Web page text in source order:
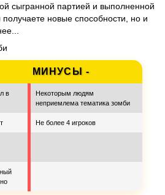
сыгранной партией и выполненной
новые способности, но и
МИНУСЫ -
в
Некоторым людям
неприемлема тематика зомби
Не более 4 игроков